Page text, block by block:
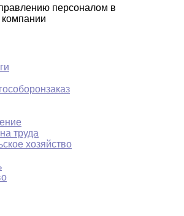
персоналом в
компании
труда
хозяйство